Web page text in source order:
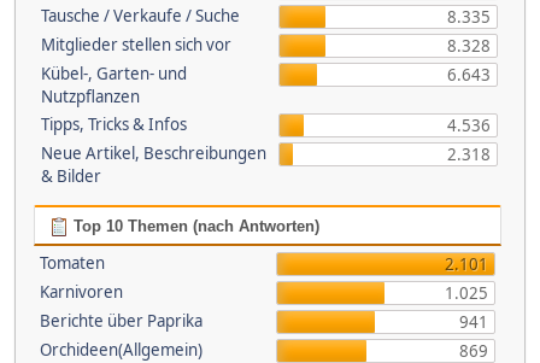
Tausche / Verkaufe / Suche
8.335
Mitglieder stellen sich vor
8.328
Kübel-, Garten- und
Nutzpflanzen
6.643
Tipps, Tricks & Infos
4.536
Neue Artikel, Beschreibungen
& Bilder
2.318
Top 10 Themen (nach Antworten)
Tomaten
2.101
Karnivoren
1.025
Berichte über Paprika
941
Orchideen(Allgemein)
869